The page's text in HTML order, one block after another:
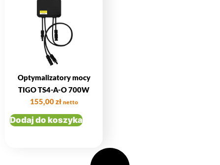
Optymalizatory mocy
TIGO TS4-A-O 700W
155,00zł netto
Dodaj do koszyka